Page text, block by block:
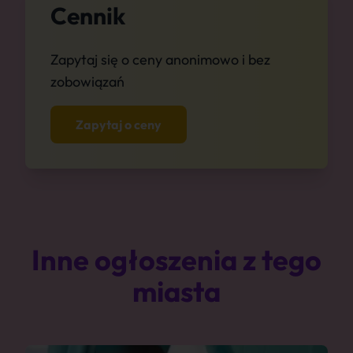
Cennik
Zapytaj się o ceny anonimowo i bez
zobowiązań
Zapytaj o ceny
Inne ogłoszenia z tego
miasta